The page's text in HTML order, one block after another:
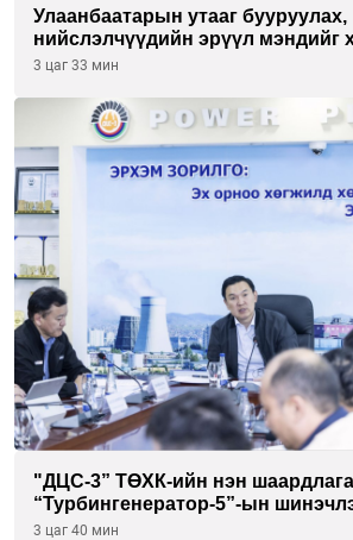
Улаанбаатарын утааг бууруулах,
нийслэлчүүдийн эрүүл мэндийг
төслийг “Чингис хаан баялгийн
3 цаг 33 мин
"ДЦС-3” ТӨХК-ийн нэн
“Турбингенератор-5”-ын
шийдвэрлэхээр болов
3 цаг 40 мин